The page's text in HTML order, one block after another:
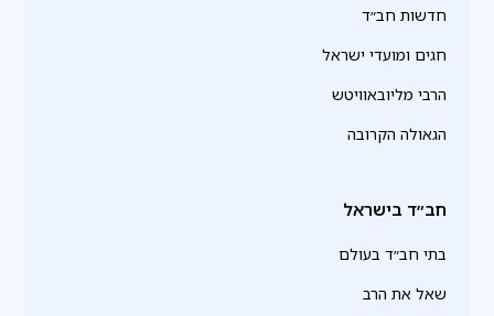
חדשות חב״ד
חגים ומועדי ישראל
הרבי מליובאוויטש
הגאולה הקרובה
חב״ד בישראל
בתי חב״ד בעולם
שאל את הרב